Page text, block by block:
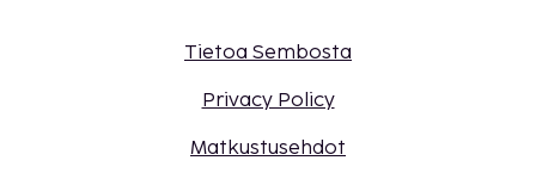
Tietoa Sembosta
Privacy Policy
Matkustusehdot